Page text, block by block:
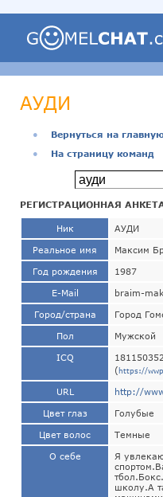
АУДИ
●
Вернуться на
●
На страницу команд
РЕГИСТРАЦИОННАЯ
Ник АУДИ
Реальное имя Максим
Год рождения 1987
E-Mail braim-
Город/страна Город
Пол Мужской
ICQ
181150352
(https://
URL http://
Цвет глаз Голубые
Цвет волос Темные
О себе
Я
школу.А